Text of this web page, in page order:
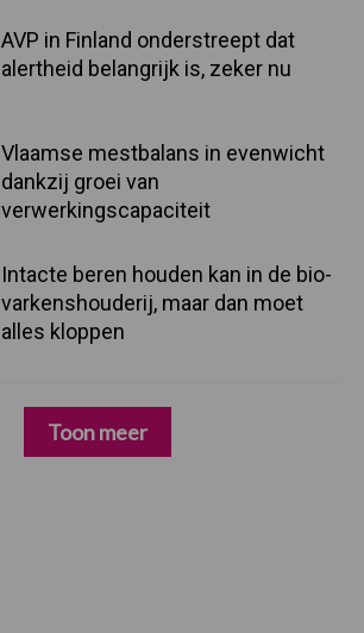
AVP in Finland onderstreept dat
alertheid belangrijk is, zeker nu
Vlaamse mestbalans in evenwicht
dankzij groei van
verwerkingscapaciteit
Intacte beren houden kan in de bio-
varkenshouderij, maar dan moet
alles kloppen
Toon meer